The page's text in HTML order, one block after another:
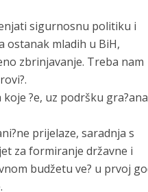
sigurnosnu politiku i
ostanak mladih u BiH,
zbrinjavanje. Treba nam
?e, uz podršku
prijelaze, saradnja s
za formiranje državne i
budžetu ve? u prvoj